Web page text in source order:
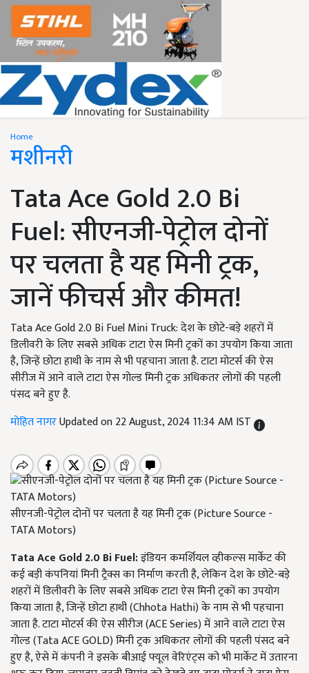
Home
मशीनरी
Tata Ace Gold 2.0 Bi
Fuel: सीएनजी-पेट्रोल दोनों
पर चलता है यह मिनी ट्रक,
जानें फीचर्स और कीमत!
Tata Ace Gold 2.0 Bi Fuel Mini Truck: देश के छोटे-बड़े शहरों में
डिलीवरी के लिए सबसे अधिक टाटा ऐस मिनी ट्रकों का उपयोग किया जाता
है, जिन्हें छोटा हाथी के नाम से भी पहचाना जाता है. टाटा मोटर्स की ऐस
सीरीज में आने वाले टाटा ऐस गोल्ड मिनी ट्रक अधिकतर लोगों की पहली
पंसद बने हुए है.
मोहित नागरUpdated on 22 August, 2024 11:34 AM IST
सीएनजी-पेट्रोल दोनों पर चलता है यह मिनी ट्रक (Picture Source -
TATA Motors)
Tata Ace Gold 2.0 Bi Fuel:इंडियन कमर्शियल व्हीकल्स मार्केट की
कई बड़ी कंपनियां मिनी ट्रैक्स का निर्माण करती है, लेकिन देश के छोटे-बड़े
शहरों में डिलीवरी के लिए सबसे अधिक टाटा ऐस मिनी ट्रकों का उपयोग
किया जाता है, जिन्हें छोटा हाथी (Chhota Hathi) के नाम से भी पहचाना
जाता है. टाटा मोटर्स की ऐस सीरीज (ACE Series) में आने वाले टाटा ऐस
गोल्ड (Tata ACE GOLD) मिनी ट्रक अधिकतर लोगों की पहली पंसद बने
हुए है, ऐसे में कंपनी ने इसके बीआई फ्यूल वेरिएंट्स को भी मार्केट में उतारना